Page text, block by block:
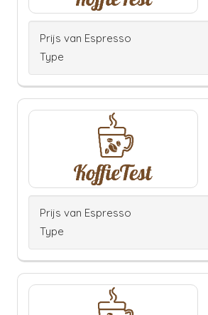
Prijs van Espresso
Type
Prijs van Espresso
Type